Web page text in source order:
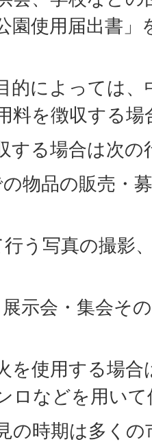
園使用届出書」
的によっては、
料を徴収する
する場合は次
物品の販売・
う写真の撮影
示会・集会そ
を使用する場
ロなどを用い
の時期は多く